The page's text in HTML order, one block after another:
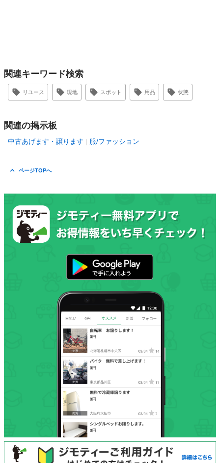
関連キーワード検索
リユース 現地 スポット 用品 状態
関連の掲示板
中古あげます・譲ります 服/ファッション
ページTOPへ